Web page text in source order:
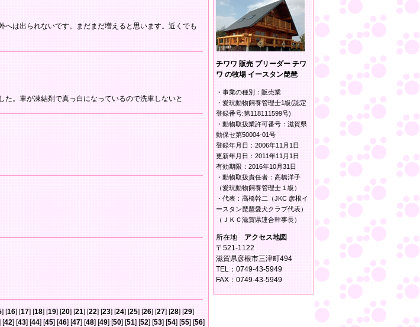
は出られないです。まだまだ増えると思います。近くでも
。車が凍結剤で真っ白になっているので洗車しないと
] [16] [17] [18] [19] [20] [21] [22] [23] [24] [25] [26] [27] [28] [29]
[42] [43] [44] [45] [46] [47] [48] [49] [50] [51] [52] [53] [54] [55] [56]
チワワ 販売 ブリーダー チワ
ワ の牧場 イースタン琵琶
・事業の種別：販売業
・愛玩動物飼養管理士1級(認定
登録番号:第118111599号)
・動物取扱業許可番号：滋賀県
動保セ第50004-01号
登録年月日：2006年11月1日
更新年月日：2011年11月1日
有効期限：2016年10月31日
・動物取扱責任者：高橋洋子
（愛玩動物飼養管理士１級）
・代表：高橋幹二（JKC 彦根イ
ースタン琵琶愛犬クラブ代表）
（ＪＫＣ滋賀県連合幹事長）
所在地 アクセス地図
〒521-1122
滋賀県彦根市三津町494
TEL：0749-43-5949
FAX：0749-43-5949